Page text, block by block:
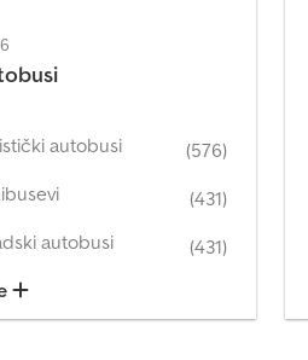
autobusi
(576)
(431)
autobusi
(431)